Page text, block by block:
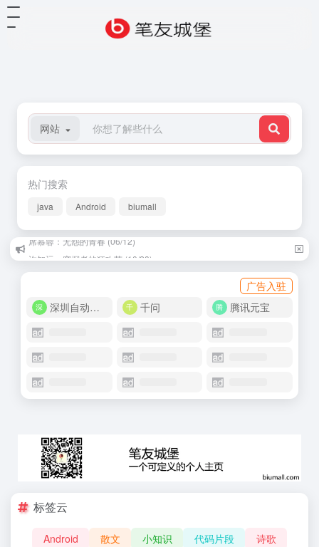
网站
热门搜索
java Android biumall
许知远：窥探者的狂欢节 (10/28)
广告入驻
深圳自动化商城
千问 腾讯元宝
标签云
Android 散文 小知识 代码片段
诗歌